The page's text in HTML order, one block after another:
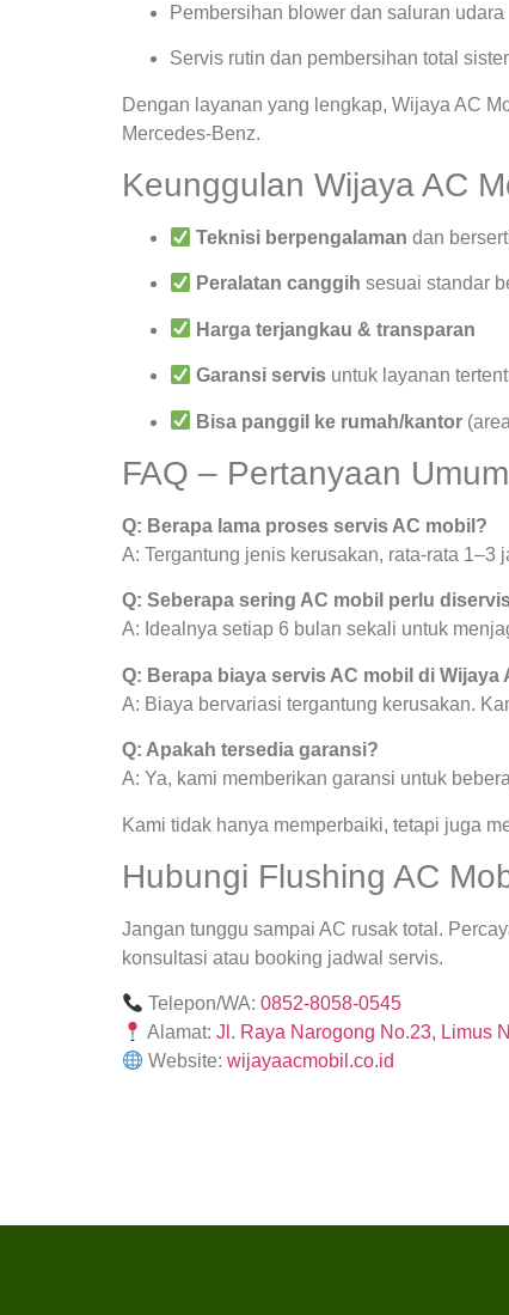
Pembersihan blower dan saluran udara
Servis rutin dan pembersihan total
Dengan layanan yang lengkap, Wijaya AC
Mercedes-Benz.
Keunggulan Wijaya AC
Teknisi berpengalaman dan
Peralatan canggih sesuai standar
Harga terjangkau & transparan
Garansi servis untuk layanan
Bisa panggil ke rumah/kantor
FAQ – Pertanyaan Umum
Q: Berapa lama proses servis AC mobil?
A: Tergantung jenis kerusakan, rata-rata 1–3
Q: Seberapa sering AC mobil perlu
A: Idealnya setiap 6 bulan sekali untuk
Q: Berapa biaya servis AC mobil di Wijaya
A: Biaya bervariasi tergantung kerusakan.
Q: Apakah tersedia garansi?
A: Ya, kami memberikan garansi untuk
Kami tidak hanya memperbaiki, tetapi juga
Hubungi Flushing AC
Jangan tunggu sampai AC rusak total.
konsultasi atau booking jadwal servis.
Telepon/WA:0852-8058-0545
Alamat:Jl. Raya Narogong No.23, Limus
Website:wijayaacmobil.co.id